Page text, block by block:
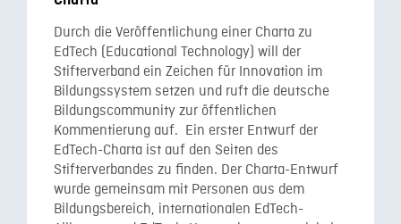
Durch die Veröffentlichung einer Charta zu
EdTech (Educational Technology) will der
Stifterverband ein Zeichen für Innovation im
Bildungssystem setzen und ruft die deutsche
Bildungscommunity zur öffentlichen
Kommentierung auf. Ein erster Entwurf der
EdTech-Charta ist auf den Seiten des
Stifterverbandes zu finden. Der Charta-Entwurf
wurde gemeinsam mit Personen aus dem
Bildungsbereich, internationalen EdTech-